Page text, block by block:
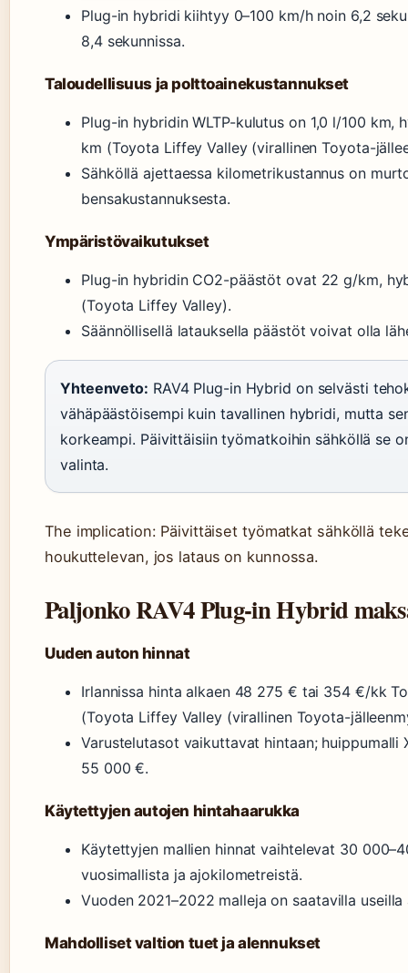
Plug-in hybridi kiihtyy 0–100 km/h noin 6,2
8,4 sekunnissa.
Taloudellisuus ja polttoainekustannukset
Plug-in hybridin WLTP-kulutus on 1,0 l/100 km,
km (Toyota Liffey Valley (virallinen Toyota-
Sähköllä ajettaessa kilometrikustannus on
bensakustannuksesta.
Ympäristövaikutukset
Plug-in hybridin CO2-päästöt ovat 22 g/km,
(Toyota Liffey Valley).
Säännöllisellä latauksella päästöt voivat olla
Yhteenveto: RAV4 Plug-in Hybrid on selvästi
vähäpäästöisempi kuin tavallinen hybridi, mutta
korkeampi. Päivittäisiin työmatkoihin sähköllä se
valinta.
The implication: Päivittäiset työmatkat sähköllä
houkuttelevan, jos lataus on kunnossa.
Paljonko RAV4 Plug-in Hybrid
Uuden auton hinnat
Irlannissa hinta alkaen 48 275 € tai 354 €/kk
(Toyota Liffey Valley (virallinen Toyota-
Varustelutasot vaikuttavat hintaan; huippumalli
55 000 €.
Käytettyjen autojen hintahaarukka
Käytettyjen mallien hinnat vaihtelevat 30
vuosimallista ja ajokilometreistä.
Vuoden 2021–2022 malleja on saatavilla
Mahdolliset valtion tuet ja alennukset